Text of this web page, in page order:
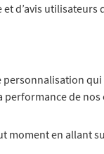
et d’avis
personnalisation
de nos
moment en allant